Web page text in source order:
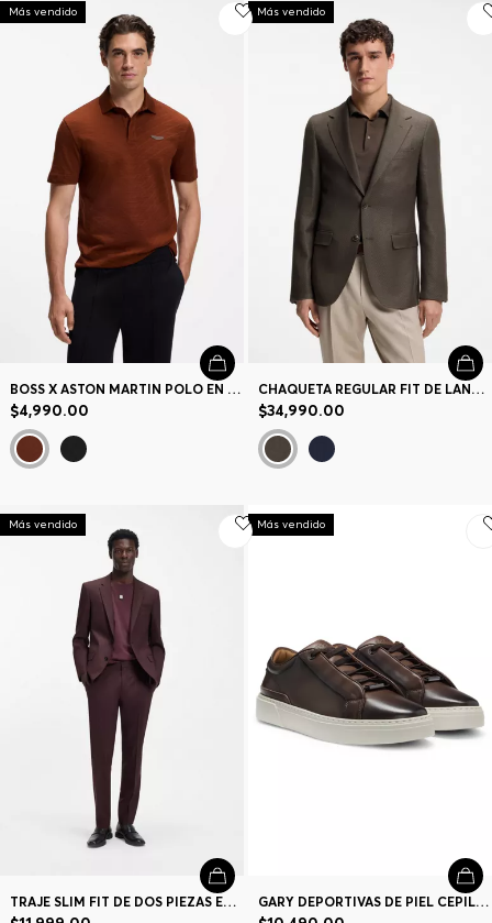
Más vendido
BOSS X ASTON MARTIN POLO EN JACQUARD DE ALGODÓN MERCERIZADO
$4,990.00
Más vendido
CHAQUETA REGULAR FIT DE LANA, LINO, SEDA Y CASHMERE
$34,990.00
Más vendido
TRAJE SLIM FIT DE DOS PIEZAS EN POPELÍN DE MEZCLA DE LANA
Más vendido
GARY DEPORTIVAS DE PIEL CEPILLADA CON CORDONES ELÁSTICOS